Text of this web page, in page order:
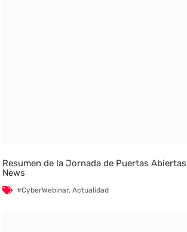
Resumen de la Jornada de Puertas
News
#CyberWebinar,Actualidad